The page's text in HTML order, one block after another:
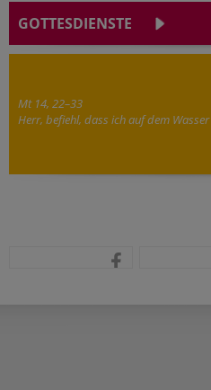
GOTTESDIENSTE
Mt 14, 22–33
Herr, befiehl, dass ich auf dem